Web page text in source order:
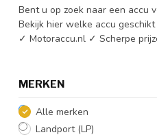
Bent u op zoek naar een accu
Bekijk hier welke accu
✓ Motoraccu.nl ✓ Scherpe
MERKEN
Alle merken
Landport (LP)